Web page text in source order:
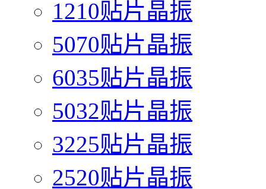
1210贴片晶振
5070贴片晶振
6035贴片晶振
5032贴片晶振
3225贴片晶振
2520贴片晶振